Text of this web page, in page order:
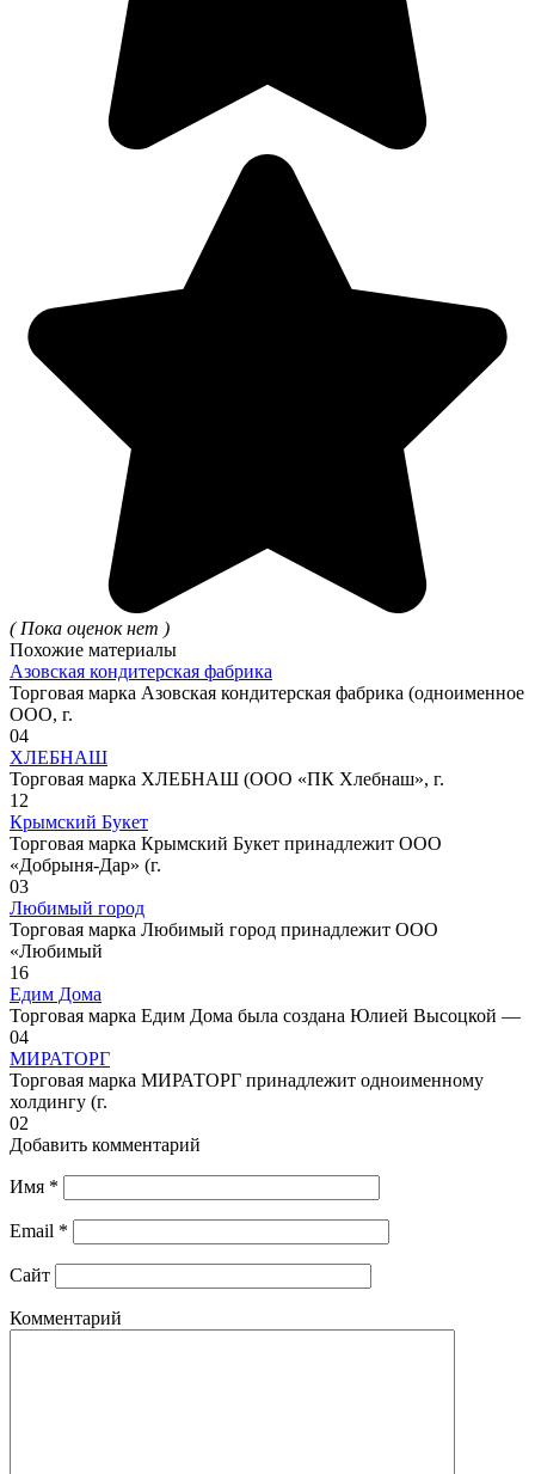
( Пока оценок нет )
Похожие материалы
Азовская кондитерская фабрика
Торговая марка Азовская кондитерская фабрика (одноименное
ООО, г.
04
ХЛЕБНАШ
Торговая марка ХЛЕБНАШ (ООО «ПК Хлебнаш», г.
1 2
Крымский Букет
Торговая марка Крымский Букет принадлежит ООО
«Добрыня-Дар» (г.
03
Любимый город
Торговая марка Любимый город принадлежит ООО
«Любимый
16
Едим Дома
Торговая марка Едим Дома была создана Юлией Высоцкой —
04
МИРАТОРГ
Торговая марка МИРАТОРГ принадлежит одноименному
холдингу (г.
02
Добавить комментарий
Имя *
Email *
Сайт
Комментарий